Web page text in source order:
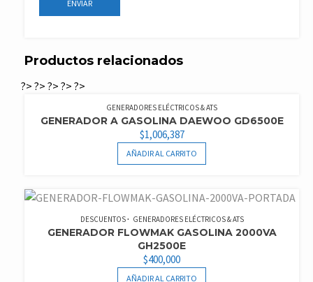
Productos relacionados
?>
GENERADORES ELÉCTRICOS & ATS
GENERADOR A GASOLINA DAEWOO GD6500E
$1,006,387
AÑADIR AL CARRITO
?>
DESCUENTOS GENERADORES ELÉCTRICOS & ATS
GENERADOR FLOWMAK GASOLINA 2000VA
GH2500E
$400,000
AÑADIR AL CARRITO
?> ?> ?>